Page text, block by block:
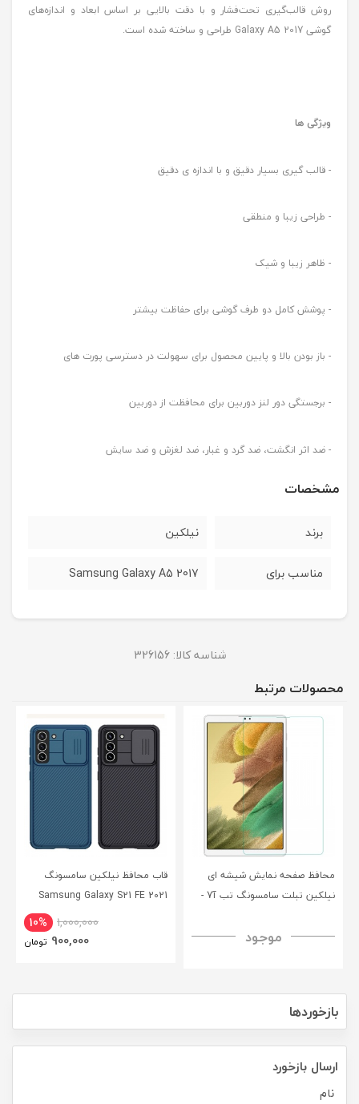
روش قالب‌گیری تحت‌فشار و با دقت بالایی بر اساس ابعاد و اندازه‌های
گوشی Galaxy A5 2017 طراحی و ساخته شده است.
ویژگی ها
- قالب گیری بسیار دقیق و با اندازه ی دقیق
- طراحی زیبا و منطقی
- ظاهر زیبا و شیک
- پوشش کامل دو طرف گوشی برای حفاظت بیشتر
- باز بودن بالا و پایین محصول برای سهولت در دسترسی پورت های
- برجستگی دور لنز دوربین برای محافظت از دوربین
- ضد اثر انگشت، ضد گرد و غبار، ضد لغزش و ضد سایش
مشخصات
برند نیلکین
مناسب برای Samsung Galaxy A5 2017
شناسه کالا:326156
محصولات مرتبط
محافظ صفحه نمایش شیشه ای
نیلکین تبلت سامسونگ تب آ7 -
H+ Anti-explosion Tempered
موجود
قاب محافظ نیلکین سامسونگ
Samsung Galaxy S21 FE 2021
10% 1,000,000
900,000 تومان
بازخوردها
ارسال بازخورد
نام